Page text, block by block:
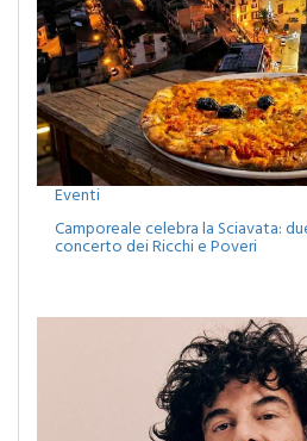
Eventi
Camporeale celebra la Sciavata: